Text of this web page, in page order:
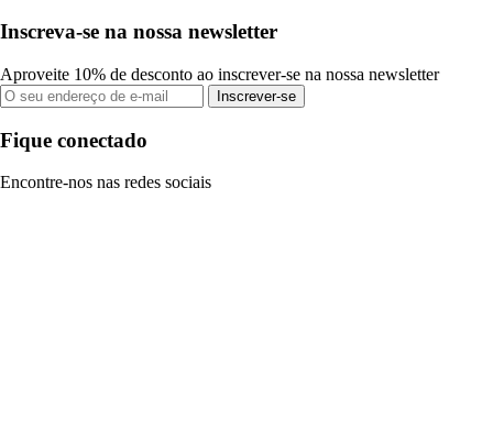
Inscreva-se na nossa newsletter
Aproveite 10% de desconto ao inscrever-se na nossa newsletter
Inscrever-se
Fique conectado
Encontre-nos nas redes sociais